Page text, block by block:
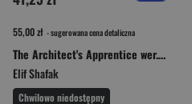
55,00 zł - sugerowana cena detaliczna
The Architect's Apprentice wer. angielska
Elif Shafak
Chwilowo niedostępny